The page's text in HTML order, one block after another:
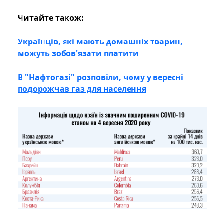
Читайте також:
Українців, які мають домашніх тварин,
можуть зобов'язати платити
В "Нафтогазі" розповіли, чому у вересні
подорожчав газ для населення